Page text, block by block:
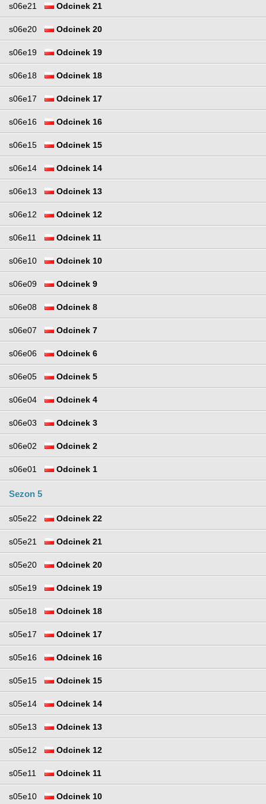
s06e21 Odcinek 21
s06e20 Odcinek 20
s06e19 Odcinek 19
s06e18 Odcinek 18
s06e17 Odcinek 17
s06e16 Odcinek 16
s06e15 Odcinek 15
s06e14 Odcinek 14
s06e13 Odcinek 13
s06e12 Odcinek 12
s06e11 Odcinek 11
s06e10 Odcinek 10
s06e09 Odcinek 9
s06e08 Odcinek 8
s06e07 Odcinek 7
s06e06 Odcinek 6
s06e05 Odcinek 5
s06e04 Odcinek 4
s06e03 Odcinek 3
s06e02 Odcinek 2
s06e01 Odcinek 1
Sezon 5
s05e22 Odcinek 22
s05e21 Odcinek 21
s05e20 Odcinek 20
s05e19 Odcinek 19
s05e18 Odcinek 18
s05e17 Odcinek 17
s05e16 Odcinek 16
s05e15 Odcinek 15
s05e14 Odcinek 14
s05e13 Odcinek 13
s05e12 Odcinek 12
s05e11 Odcinek 11
s05e10 Odcinek 10